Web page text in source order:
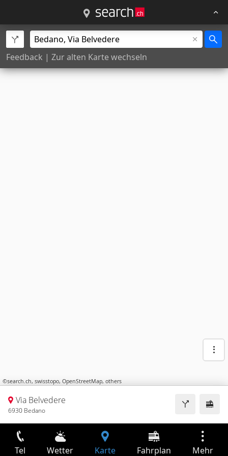
Feedback | Zur alten Karte wechseln
©search.ch, swisstopo, OpenStreetMap, others
Via Belvedere
6930 Bedano
Tel Wetter Karte Fahrplan Mehr